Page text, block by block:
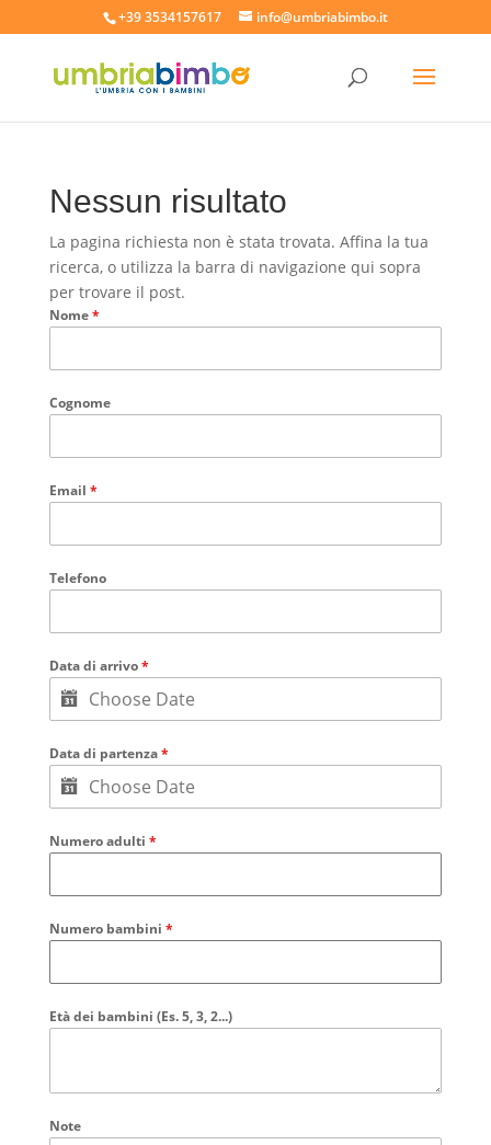
+39 3534157617 info@umbriabimbo.it
Nessun risultato
La pagina richiesta non è stata trovata. Affina la tua
ricerca, o utilizza la barra di navigazione qui sopra
per trovare il post.
Nome*
Cognome
Email *
Telefono
Data di arrivo*
Data di partenza*
Numero adulti *
Numero bambini *
Età dei bambini (Es. 5, 3, 2...)
Note